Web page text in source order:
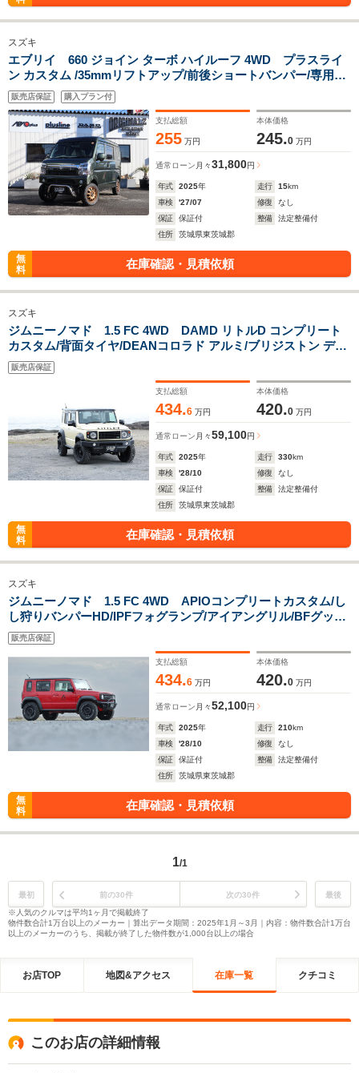
スズキ
エブリイ 660 ジョイン ターボ ハイルーフ 4WD プラスライ
ン カスタム /35mmリフトアップ/前後ショートバンパー/専用
LEDテールランプ/マフラー/アルミホイール/オープンカントリ
ー/LEDヘッドランプ/両側スライドドア/CVT/SUZUKIセーフテ
ィーサポート/キーレス
販売店保証 購入プラン付
支払総額
255 万円
本体価格
245.0 万円
通常ローン 月々31,800円
年式 2025年 走行 15km
車検
'27/07 修復
なし
保証
保証付 整備
法定整備付
住所
茨城県東茨城郡
無
料
在庫確認・見積依頼
スズキ
ジムニーノマド 1.5 FC 4WD DAMD リトルD コンプリート
カスタム/背面タイヤ/DEANコロラド アルミ/ブリジストン デュ
ーラーMTALPINE 9型ディスプレイオーディオ/バックカメ
ラ/ETC1.0/コムテック前後録画ドライブレコーダー/ドアバイザ
販売店保証
支払総額
434.6 万円
本体価格
420.0 万円
通常ローン 月々59,100円
年式 2025年 走行 330km
車検
'28/10 修復
なし
保証
保証付 整備
法定整備付
住所
茨城県東茨城郡
無
料
在庫確認・見積依頼
スズキ
ジムニーノマド 1.5 FC 4WD APIOコンプリートカスタム/し
し狩りバンパーHD/IPFフォグランプ/アイアングリル/BFグッド
リッチ/タクティカルリアバンパー/ナンバー移動/背面タイヤ/カ
ロッツェリア8インチ社外ナビ/ハイマウントバックカメラ
販売店保証
支払総額
434.6 万円
本体価格
420.0 万円
通常ローン 月々52,100円
年式 2025年 走行 210km
車検
'28/10 修復
なし
保証
保証付 整備
法定整備付
住所
茨城県東茨城郡
無
料
在庫確認・見積依頼
1/1
最初 前の30件 次の30件
最後
※人気のクルマは平均1ヶ月で掲載終了
物件数合計1万台以上のメーカー｜算出データ期間：2025年1月～3月｜内容：物件数合計1万台
以上のメーカーのうち、掲載が終了した物件数が1,000台以上の場合
お店TOP 地図&アクセス 在庫一覧 クチコミ
このお店の詳細情報